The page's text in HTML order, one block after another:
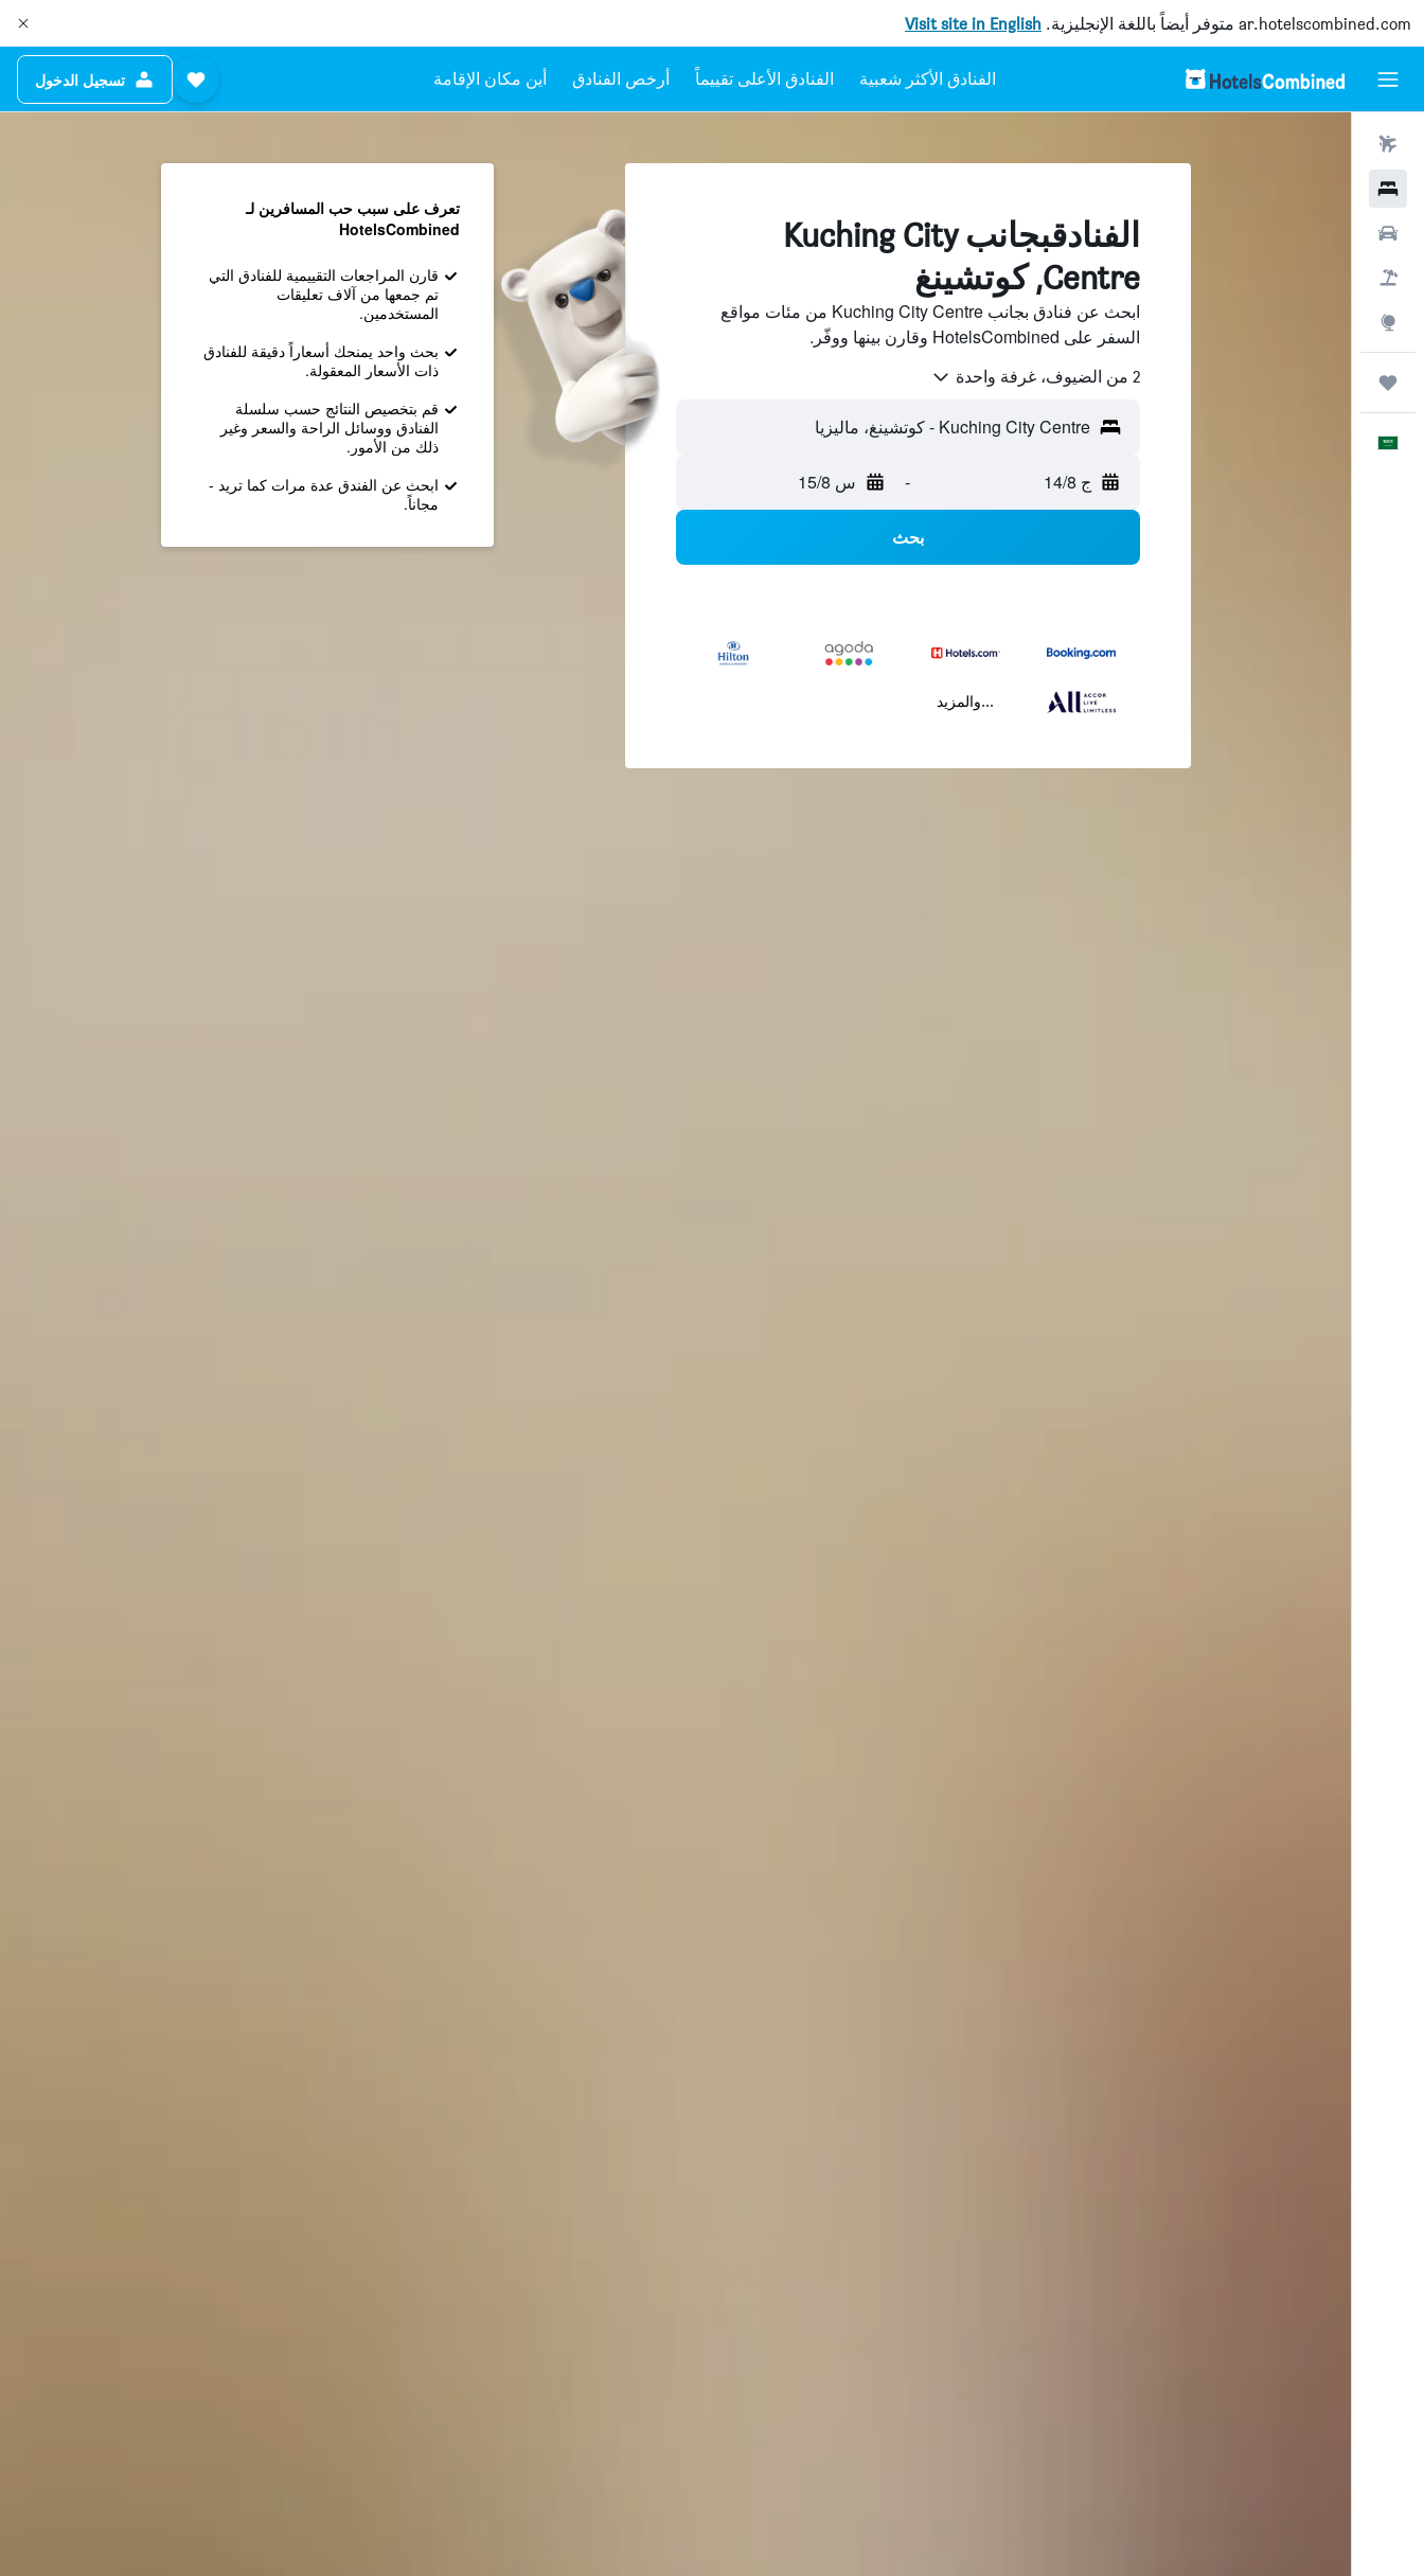
ar.hotelscombined.com متوفر أيضاً باللغة الإنجليزية. Visit site in English
الفنادق الأعلى تقييماً أرخص الفنادق أين مكان الإقامة تسجيل الدخول
الفنادقبجانب Kuching City
Centre, كوتشينغ
ابحث عن فنادق بجانب Kuching City Centre من مئات مواقع
السفر على HotelsCombined وقارن بينها ووفّر.
2 من الضيوف، غرفة واحدة
Kuching City Centre - كوتشينغ، ماليزيا
ج 14/8 - س 15/8
بحث
...والمزيد
تعرف على سبب حب المسافرين لـ
HotelsCombined
قارن المراجعات التقييمية للفنادق التي
تم جمعها من آلاف تعليقات
المستخدمين.
بحث واحد يمنحك أسعاراً دقيقة للفنادق
ذات الأسعار المعقولة.
قم بتخصيص النتائج حسب سلسلة
الفنادق ووسائل الراحة والسعر وغير
ذلك من الأمور.
ابحث عن الفندق عدة مرات كما تريد -
مجاناً.